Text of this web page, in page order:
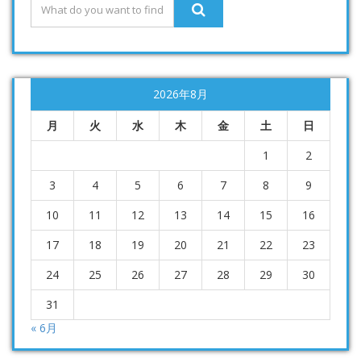
2026年8月
月 火 水 木 金 土
日
1
2
3
4 5 6 7 8
9
10
11 12 13 14 15
16
17
18 19 20 21 22
23
24
25 26 27 28 29
30
31
« 6月